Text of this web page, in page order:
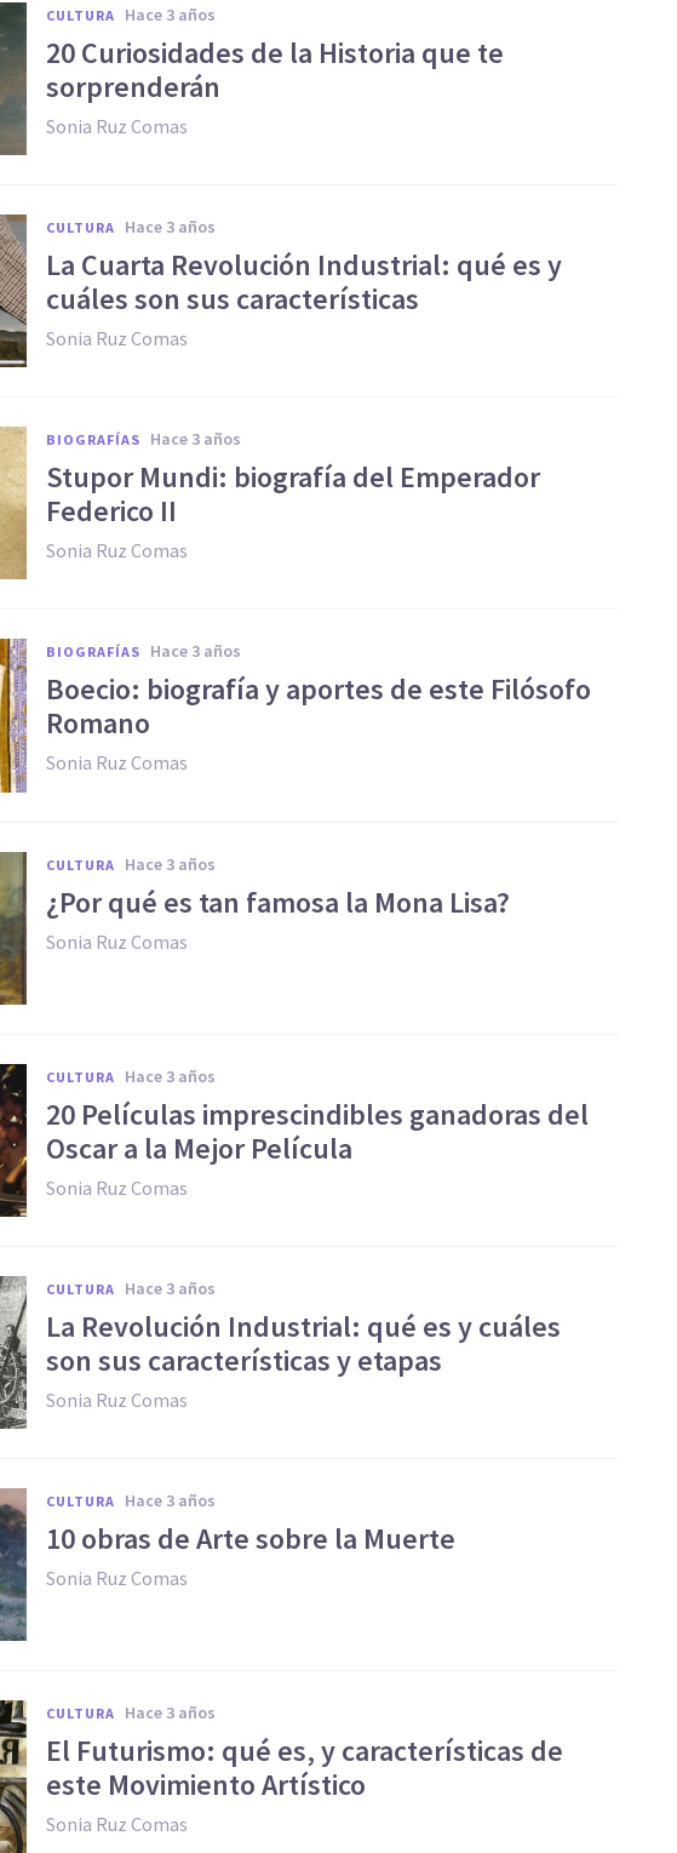
CULTURA hace 3 años
20 Curiosidades de la Historia que te
sorprenderán
Sonia Ruz Comas
CULTURA hace 3 años
La Cuarta Revolución Industrial: qué es y
cuáles son sus características
Sonia Ruz Comas
BIOGRAFÍAS hace 3 años
Stupor Mundi: biografía del Emperador
Federico II
Sonia Ruz Comas
BIOGRAFÍAS hace 3 años
Boecio: biografía y aportes de este Filósofo
Romano
Sonia Ruz Comas
CULTURA hace 3 años
¿Por qué es tan famosa la Mona Lisa?
Sonia Ruz Comas
CULTURA hace 3 años
20 Películas imprescindibles ganadoras del
Oscar a la Mejor Película
Sonia Ruz Comas
CULTURA hace 3 años
La Revolución Industrial: qué es y cuáles
son sus características y etapas
Sonia Ruz Comas
CULTURA hace 3 años
10 obras de Arte sobre la Muerte
Sonia Ruz Comas
CULTURA hace 3 años
El Futurismo: qué es, y características de
este Movimiento Artístico
Sonia Ruz Comas